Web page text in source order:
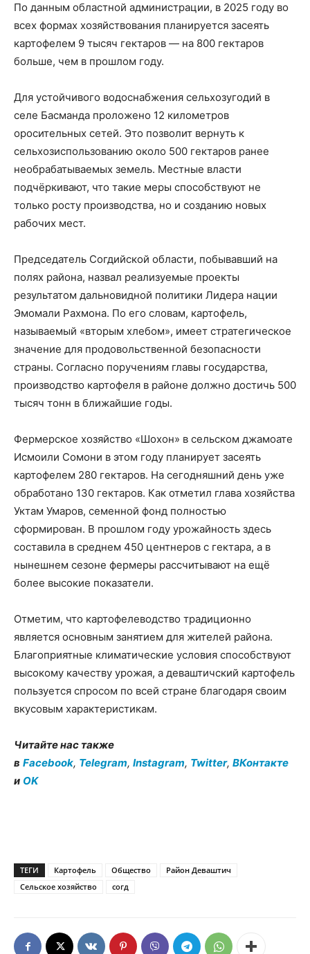
По данным областной администрации, в 2025 году во
всех формах хозяйствования планируется засеять
картофелем 9 тысяч гектаров — на 800 гектаров
больше, чем в прошлом году.
Для устойчивого водоснабжения сельхозугодий в
селе Басманда проложено 12 километров
оросительных сетей. Это позволит вернуть к
сельхозиспользованию около 500 гектаров ранее
необрабатываемых земель. Местные власти
подчёркивают, что такие меры способствуют не
только росту производства, но и созданию новых
рабочих мест.
Председатель Согдийской области, побывавший на
полях района, назвал реализуемые проекты
результатом дальновидной политики Лидера нации
Эмомали Рахмона. По его словам, картофель,
называемый «вторым хлебом», имеет стратегическое
значение для продовольственной безопасности
страны. Согласно поручениям главы государства,
производство картофеля в районе должно достичь 500
тысяч тонн в ближайшие годы.
Фермерское хозяйство «Шохон» в сельском джамоате
Исмоили Сомони в этом году планирует засеять
картофелем 280 гектаров. На сегодняшний день уже
обработано 130 гектаров. Как отметил глава хозяйства
Уктам Умаров, семенной фонд полностью
сформирован. В прошлом году урожайность здесь
составила в среднем 450 центнеров с гектара, а в
нынешнем сезоне фермеры рассчитывают на ещё
более высокие показатели.
Отметим, что картофелеводство традиционно
является основным занятием для жителей района.
Благоприятные климатические условия способствуют
высокому качеству урожая, а деваштичский картофель
пользуется спросом по всей стране благодаря своим
вкусовым характеристикам.
Читайте нас также
в Facebook, Telegram, Instagram, Twitter, ВКонтакте
и OK
ТЕГИ Картофель Общество
Район Деваштич
Сельское хозяйство
согд